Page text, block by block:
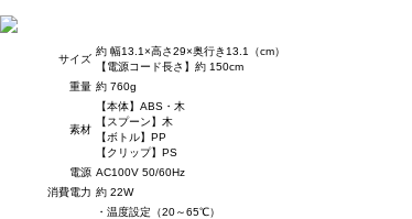
サイズ
約 幅13.1×高さ29×奥行き13.1（cm）
【電源コード長さ】約 150cm
重量 約 760g
素材
【本体】ABS・木
【スプーン】木
【ボトル】PP
【クリップ】PS
電源 AC100V 50/60Hz
消費電力 約 22W
・温度設定（20～65℃）